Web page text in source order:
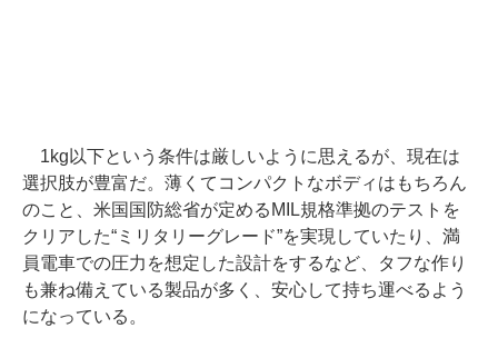
1kg以下という条件は厳しいように思えるが、現在は
選択肢が豊富だ。薄くてコンパクトなボディはもちろん
のこと、米国国防総省が定めるMIL規格準拠のテストを
クリアした“ミリタリーグレード”を実現していたり、満
員電車での圧力を想定した設計をするなど、タフな作り
も兼ね備えている製品が多く、安心して持ち運べるよう
になっている。